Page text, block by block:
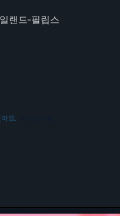
랜드-필립스
요.